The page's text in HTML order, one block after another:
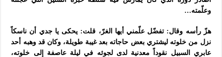
وعلّمته…
هزّ رأسه وقال: تفضّل علّمني أيها الغرّ، قلت: يحكى يا جدي أن ناسكاً
نزل من خلوته ليشتري بعض حاجاته بعد غيبة طويلة، وكان قد وهبه أحد
عابري السبيل نقوداً معدنية لدى لجوئه في ليلة عاصفة إلى خلوته،